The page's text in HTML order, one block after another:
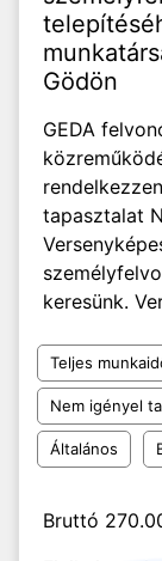
Gödön
GEDA
tapasztalat
keresünk.
Teljes
Nem igényel
Általános
Bruttó